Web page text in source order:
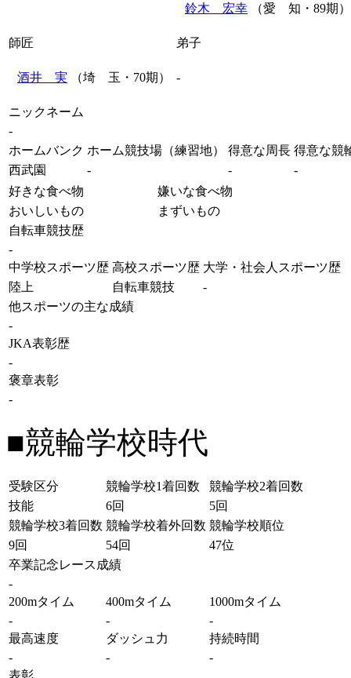
鈴木 宏幸 （愛 知・89期）
師匠 弟子
酒井 実 （埼 玉・70期） -
ニックネーム
-
ホームバンク ホーム競技場（練習地） 得意な周長 得意な競
西武園
- -
-
好きな食べ物
嫌いな食べ物
おいしいもの
まずいもの
自転車競技歴
-
中学校スポーツ歴 高校スポーツ歴 大学・社会人スポーツ歴
陸上
自転車競技
-
他スポーツの主な成績
-
JKA表彰歴
-
褒章表彰
-
■競輪学校時代
受験区分 競輪学校1着回数
競輪学校2着回数
技能
6回
5回
競輪学校3着回数 競輪学校着外回数 競輪学校順位
9回
54回
47位
卒業記念レース成績
-
200mタイム
400mタイム
1000mタイム
-
-
-
最高速度
ダッシュ力
持続時間
-
-
-
表彰